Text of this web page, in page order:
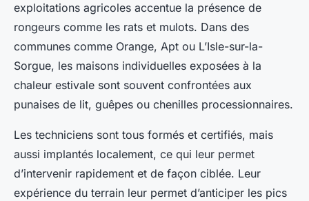
exploitations agricoles accentue la présence de
rongeurs comme les rats et mulots. Dans des
communes comme Orange, Apt ou L’Isle-sur-la-
Sorgue, les maisons individuelles exposées à la
chaleur estivale sont souvent confrontées aux
punaises de lit, guêpes ou chenilles processionnaires.
Les techniciens sont tous formés et certifiés, mais
aussi implantés localement, ce qui leur permet
d’intervenir rapidement et de façon ciblée. Leur
expérience du terrain leur permet d’anticiper les pics